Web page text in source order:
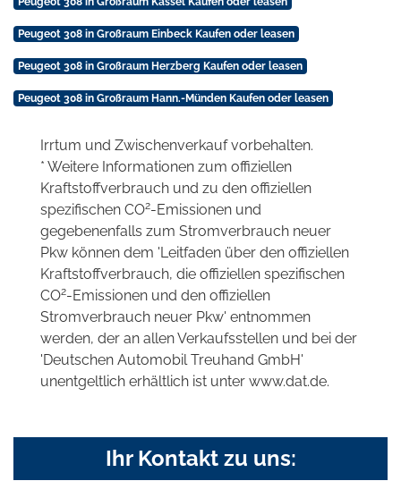
Peugeot 308 in Großraum Einbeck Kaufen oder leasen
Peugeot 308 in Großraum Herzberg Kaufen oder leasen
Peugeot 308 in Großraum Hann.-Münden Kaufen oder leasen
Irrtum und Zwischenverkauf vorbehalten.
* Weitere Informationen zum offiziellen
Kraftstoffverbrauch und zu den offiziellen
spezifischen CO2-Emissionen und
gegebenenfalls zum Stromverbrauch neuer
Pkw können dem 'Leitfaden über den offiziellen
Kraftstoffverbrauch, die offiziellen spezifischen
CO2-Emissionen und den offiziellen
Stromverbrauch neuer Pkw' entnommen
werden, der an allen Verkaufsstellen und bei der
'Deutschen Automobil Treuhand GmbH'
unentgeltlich erhältlich ist unter www.dat.de.
Ihr Kontakt zu uns: